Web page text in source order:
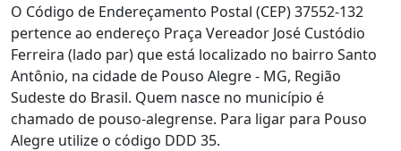
O Código de Endereçamento Postal (CEP) 37552-132
pertence ao endereço Praça Vereador José Custódio
Ferreira (lado par) que está localizado no bairro Santo
Antônio, na cidade de Pouso Alegre - MG, Região
Sudeste do Brasil. Quem nasce no município é
chamado de pouso-alegrense. Para ligar para Pouso
Alegre utilize o código DDD 35.